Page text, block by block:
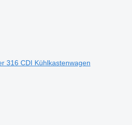
316 CDI Kühlkastenwagen